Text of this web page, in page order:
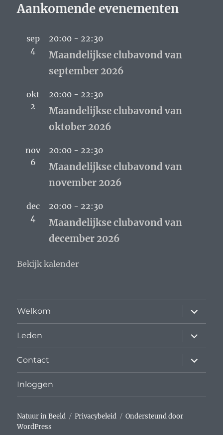
Aankomende evenementen
sep
4
20:00 - 22:30
Maandelijkse clubavond van
september 2026
okt
2
20:00 - 22:30
Maandelijkse clubavond van
oktober 2026
nov
6
20:00 - 22:30
Maandelijkse clubavond van
november 2026
dec
4
20:00 - 22:30
Maandelijkse clubavond van
december 2026
Bekijk kalender
Welkom
Leden
Contact
Inloggen
Natuur in Beeld Privacybeleid
Ondersteund door
WordPress